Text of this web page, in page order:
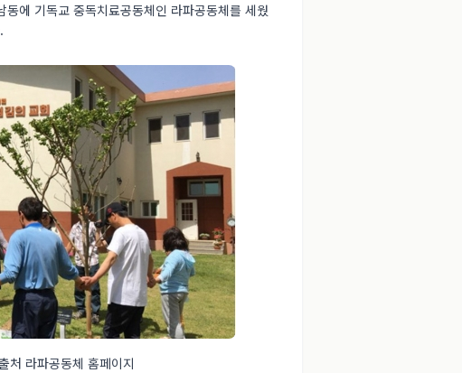
에 기독교 중독치료공동체인 라파공동체를 세웠
처 라파공동체 홈페이지